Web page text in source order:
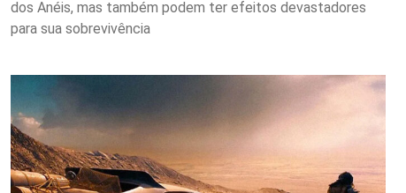
dos Anéis, mas também podem ter efeitos devastadores
para sua sobrevivência